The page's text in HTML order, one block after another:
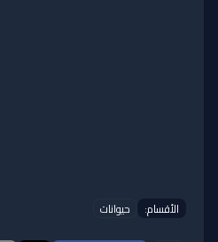
الأقسام: حيوانات